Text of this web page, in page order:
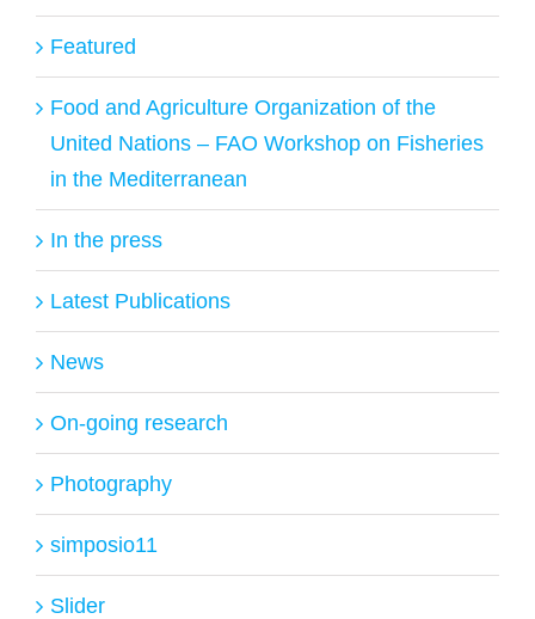
Featured
Food and Agriculture Organization of the
United Nations – FAO Workshop on Fisheries
in the Mediterranean
In the press
Latest Publications
News
On-going research
Photography
simposio11
Slider